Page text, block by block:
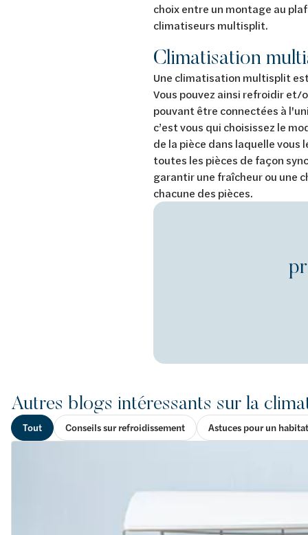
choix entre un montage au
climatiseurs multisplit.
Climatisation
Une climatisation multisplit
Vous pouvez ainsi refroidir et/
pouvant être connectées à
c’est vous qui choisissez le
de la pièce dans laquelle
toutes les pièces de façon
garantir une fraîcheur ou une
chacune des pièces.
Autres blogs intéressants sur la
Tout Conseils sur refroidissement Astuces pour un